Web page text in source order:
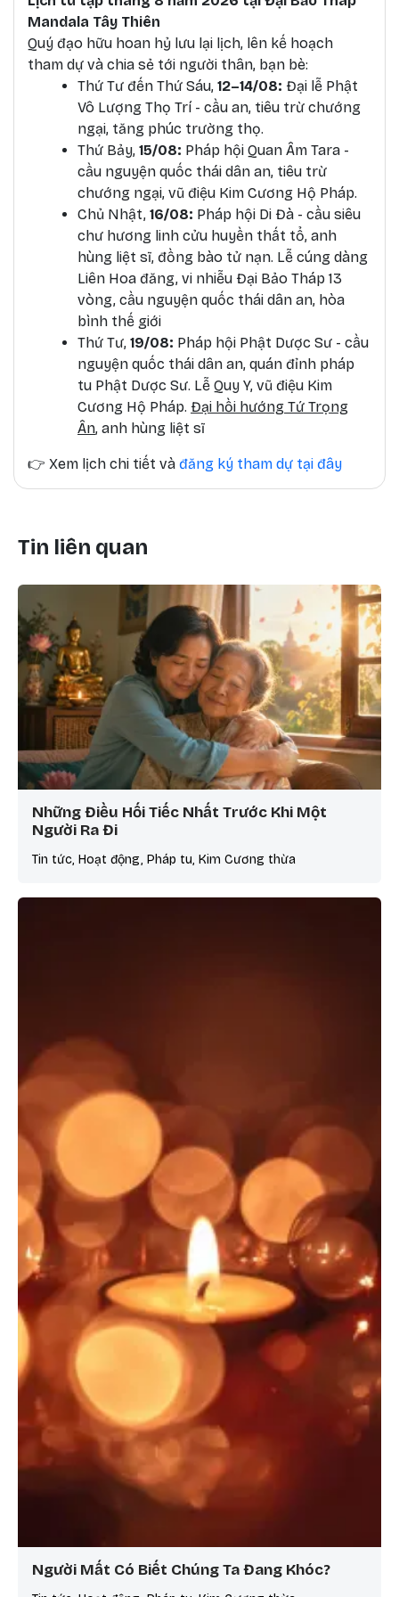
Mandala Tây Thiên
Quý đạo hữu hoan hỷ lưu lại lịch, lên kế hoạch
tham dự và chia sẻ tới người thân, bạn bè:
Thứ Tư đến Thứ Sáu, 12–14/08: Đại lễ Phật
Vô Lượng Thọ Trí - cầu an, tiêu trừ chướng
ngại, tăng phúc trường thọ.
Thứ Bảy, 15/08: Pháp hội Quan Âm Tara -
cầu nguyện quốc thái dân an, tiêu trừ
chướng ngại, vũ điệu Kim Cương Hộ Pháp.
Chủ Nhật, 16/08: Pháp hội Di Đà - cầu siêu
chư hương linh cửu huyền thất tổ, anh
hùng liệt sĩ, đồng bào tử nạn. Lễ cúng dàng
Liên Hoa đăng, vi nhiễu Đại Bảo Tháp 13
vòng, cầu nguyện quốc thái dân an, hòa
bình thế giới
Thứ Tư, 19/08: Pháp hội Phật Dược Sư - cầu
nguyện quốc thái dân an, quán đỉnh pháp
tu Phật Dược Sư. Lễ Quy Y, vũ điệu Kim
Cương Hộ Pháp. Đại hồi hướng Tứ Trọng
Ân, anh hùng liệt sĩ
👉 Xem lịch chi tiết và đăng ký tham dự tại đây
Tin liên quan
Những Điều Hối Tiếc Nhất Trước Khi Một
Người Ra Đi
Tin tức, Hoạt động, Pháp tu, Kim Cương thừa
Người Mất Có Biết Chúng Ta Đang Khóc?